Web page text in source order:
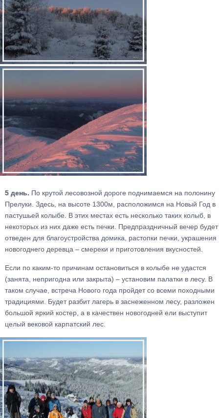
5 день. По крутой лесовозной дороге поднимаемся на полонину
Прелуки. Здесь, на высоте 1300м, расположимся на Новый Год в
пастушьей колыбе. В этих местах есть несколько таких колыб, в
некоторых из них даже есть печки. Предпраздничный вечер будет
отведен для благоустройства домика, растопки печки, украшения
новогоднего деревца – смереки и приготовления вкусностей.
Если по каким-то причинам остановиться в колыбе не удастся
(занята, непригодна или закрыта) – установим палатки в лесу. В
таком случае, встреча Нового года пройдет со всеми походными
традициями. Будет разбит лагерь в заснеженном лесу, разложен
большой яркий костер, а в качествен новогодней ели выступит
целый вековой карпатский лес.